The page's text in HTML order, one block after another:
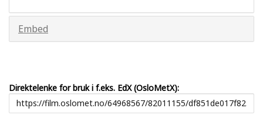
Embed
Direktelenke for bruk i f.eks. EdX (OsloMetX):